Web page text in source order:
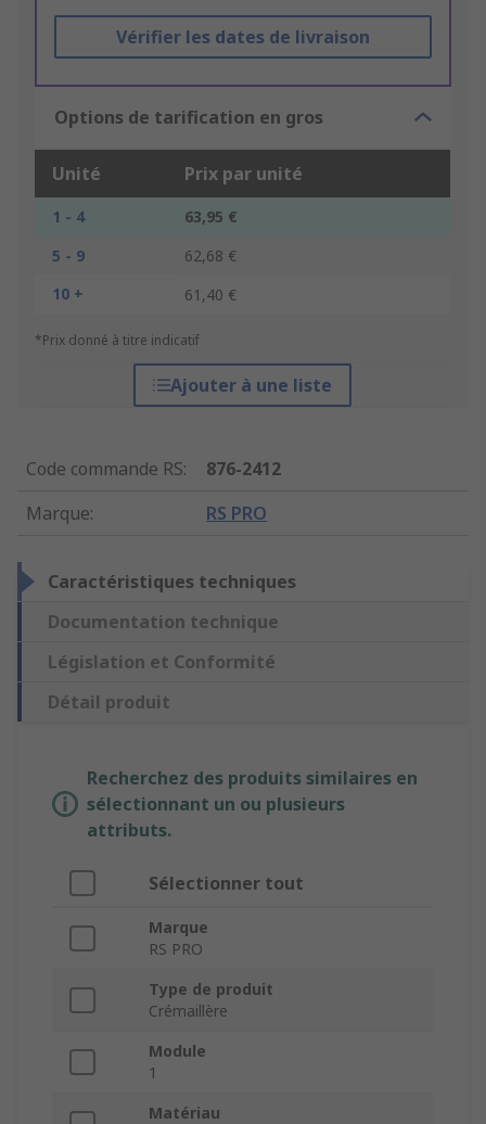
Vérifier les dates de livraison
Options de tarification en gros
Unité Prix par unité
1 - 4
63,95 €
5 - 9
62,68 €
10 +
61,40 €
*Prix donné à titre indicatif
Ajouter à une liste
Code commande RS:
876-2412
Marque: RS PRO
Caractéristiques techniques
Documentation technique
Législation et Conformité
Détail produit
Recherchez des produits similaires en
sélectionnant un ou plusieurs
attributs.
Sélectionner tout
Marque
RS PRO
Type de produit
Crémaillère
Module
1
Matériau